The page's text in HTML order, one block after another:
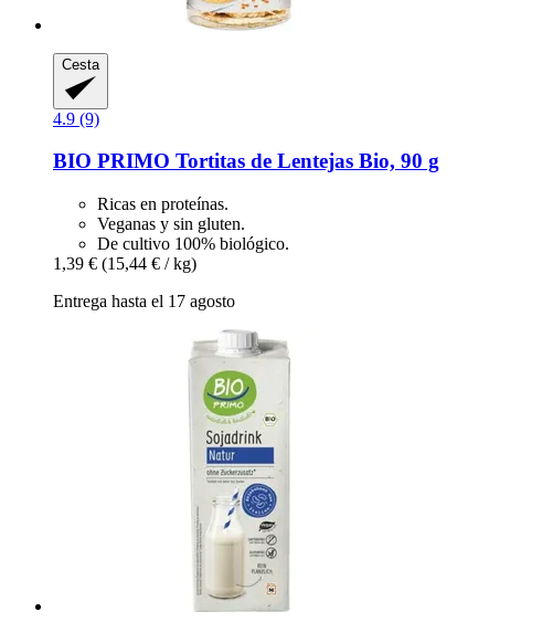
Cesta
4.9 (9)
BIO PRIMO Tortitas de Lentejas Bio, 90 g
Ricas en proteínas.
Veganas y sin gluten.
De cultivo 100% biológico.
1,39 € (15,44 € / kg)
Entrega hasta el 17 agosto